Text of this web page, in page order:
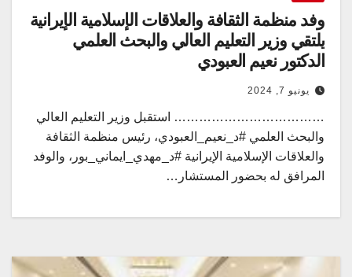
وفد منظمة الثقافة والعلاقات الإسلامية الإيرانية
يلتقي وزير التعليم العالي والبحث العلمي
الدكتور نعيم العبودي
يونيو 7, 2024
……………………………… استقبل وزير التعليم العالي
والبحث العلمي #د_نعيم_العبودي، رئيس منظمة الثقافة
والعلاقات الإسلامية الإيرانية #د_مهدي_ايماني_بور، والوفد
المرافق له بحضور المستشار…